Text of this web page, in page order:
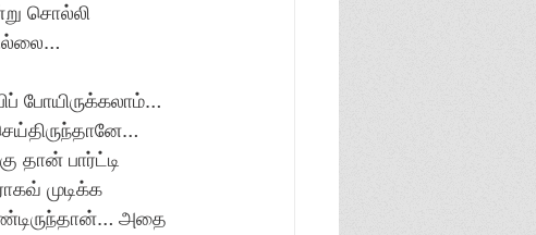
சொல்லி
போயிருக்கலாம்…
தான் பார்ட்டி
முடிக்க
அதை